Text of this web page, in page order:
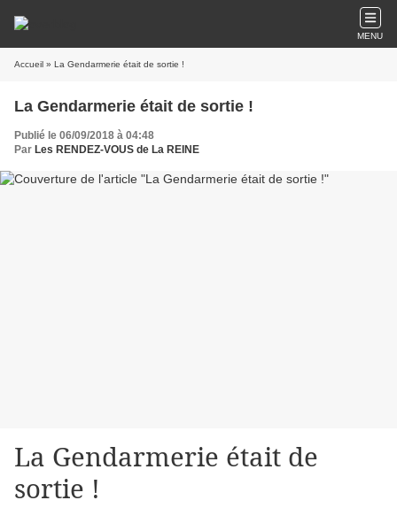
MENU
Accueil » La Gendarmerie était de sortie !
La Gendarmerie était de sortie !
Publié le 06/09/2018 à 04:48
Par Les RENDEZ-VOUS de La REINE
La Gendarmerie était de
sortie !